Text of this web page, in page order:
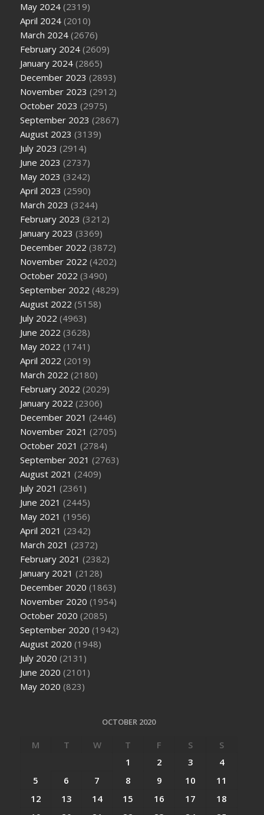
May 2024 (2319)
April 2024 (2010)
March 2024 (2676)
February 2024 (2609)
January 2024 (2865)
December 2023 (2893)
November 2023 (2912)
October 2023 (2975)
September 2023 (2867)
August 2023 (3139)
July 2023 (2914)
June 2023 (2737)
May 2023 (3242)
April 2023 (2590)
March 2023 (3244)
February 2023 (3212)
January 2023 (3369)
December 2022 (3872)
November 2022 (4202)
October 2022 (3490)
September 2022 (4829)
August 2022 (5158)
July 2022 (4963)
June 2022 (3628)
May 2022 (1741)
April 2022 (2019)
March 2022 (2180)
February 2022 (2029)
January 2022 (2306)
December 2021 (2446)
November 2021 (2705)
October 2021 (2784)
September 2021 (2763)
August 2021 (2409)
July 2021 (2361)
June 2021 (2445)
May 2021 (1956)
April 2021 (2342)
March 2021 (2372)
February 2021 (2382)
January 2021 (2128)
December 2020 (1863)
November 2020 (1954)
October 2020 (2085)
September 2020 (1942)
August 2020 (1948)
July 2020 (2131)
June 2020 (2101)
May 2020 (823)
OCTOBER 2020
M T W T F S
S
1
2 3
4
5
6 7 8 9 10
11
12
13 14 15 16 17
18